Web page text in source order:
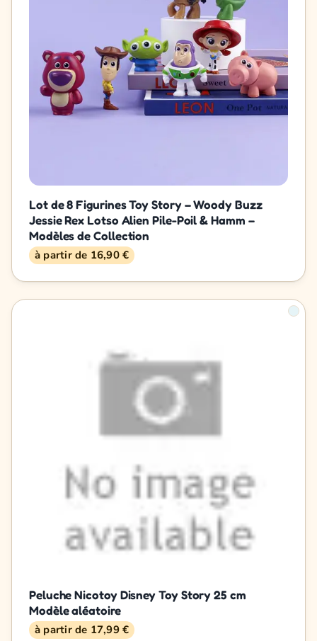
Lot de 8 Figurines Toy Story – Woody Buzz
Jessie Rex Lotso Alien Pile-Poil & Hamm –
Modèles de Collection
à partir de 16,90 €
Peluche Nicotoy Disney Toy Story 25 cm
Modèle aléatoire
à partir de 17,99 €